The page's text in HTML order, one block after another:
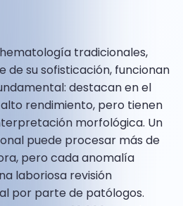
tradicionales,
de su sofisticación, funcionan
destacan en el
rendimiento, pero tienen
morfológica. Un
puede procesar más de
pero cada anomalía
laboriosa revisión
por parte de patólogos.